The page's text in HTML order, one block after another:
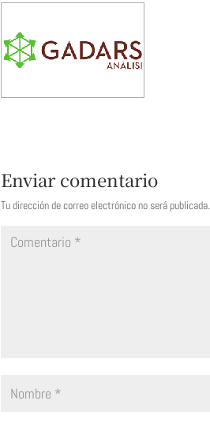
Enviar comentario
Tu dirección de correo electrónico no será publicada.